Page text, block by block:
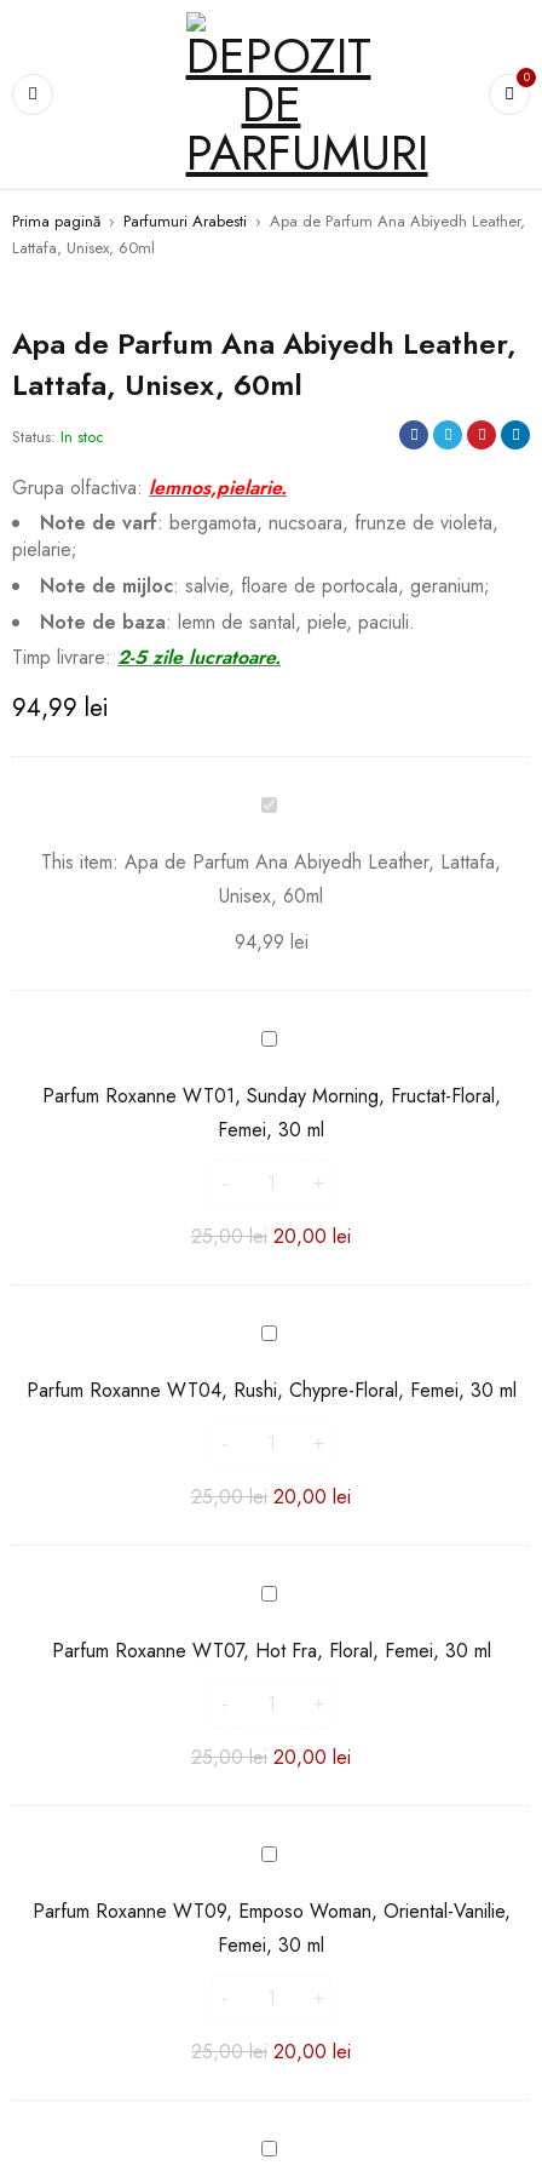
0
Prima pagină › Parfumuri Arabesti › Apa de Parfum Ana Abiyedh Leather,
Lattafa, Unisex, 60ml
Apa de Parfum Ana Abiyedh Leather,
Lattafa, Unisex, 60ml
Status: In stoc
Grupa olfactiva: lemnos,pielarie.
Note de varf: bergamota, nucsoara, frunze de violeta,
pielarie;
Note de mijloc: salvie, floare de portocala, geranium;
Note de baza: lemn de santal, piele, paciuli.
Timp livrare: 2-5 zile lucratoare.
94,99 lei
Apa
Parfum
Abiyedh
Leather,
Unisex,
This item: Apa de Parfum Ana Abiyedh Leather, Lattafa,
Unisex, 60ml
94,99 lei
Parfum
WT01,
Sunday
Morning,
Floral,
30
Parfum Roxanne WT01, Sunday Morning, Fructat-Floral,
Femei, 30 ml
25,00lei 20,00 lei
Parfum
WT04,
Rushi,
Chypre-
Femei,
ml
Parfum Roxanne WT04, Rushi, Chypre-Floral, Femei, 30 ml
25,00lei 20,00 lei
Parfum
WT07,
Fra,
Femei,
ml
Parfum Roxanne WT07, Hot Fra, Floral, Femei, 30 ml
25,00lei 20,00 lei
Parfum
WT09,
Emposo
Woman,
Vanilie,
30
Parfum Roxanne WT09, Emposo Woman, Oriental-Vanilie,
Femei, 30 ml
25,00lei 20,00 lei
Parfum